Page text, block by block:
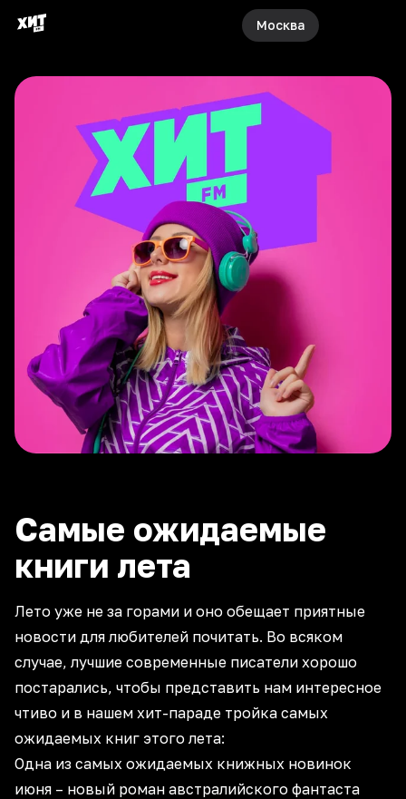
Москва
Самые ожидаемые
книги лета
Лето уже не за горами и оно обещает приятные
новости для любителей почитать. Во всяком
случае, лучшие современные писатели хорошо
постарались, чтобы представить нам интересное
чтиво и в нашем хит-параде тройка самых
ожидаемых книг этого лета:
Одна из самых ожидаемых книжных новинок
июня – новый роман австралийского фантаста